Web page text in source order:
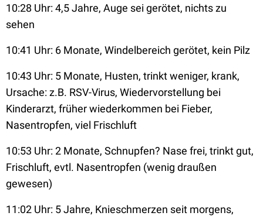
10:28 Uhr: 4,5 Jahre, Auge sei gerötet, nichts zu
sehen
10:41 Uhr: 6 Monate, Windelbereich gerötet, kein Pilz
10:43 Uhr: 5 Monate, Husten, trinkt weniger, krank,
Ursache: z.B. RSV-Virus, Wiedervorstellung bei
Kinderarzt, früher wiederkommen bei Fieber,
Nasentropfen, viel Frischluft
10:53 Uhr: 2 Monate, Schnupfen? Nase frei, trinkt gut,
Frischluft, evtl. Nasentropfen (wenig draußen
gewesen)
11:02 Uhr: 5 Jahre, Knieschmerzen seit morgens,